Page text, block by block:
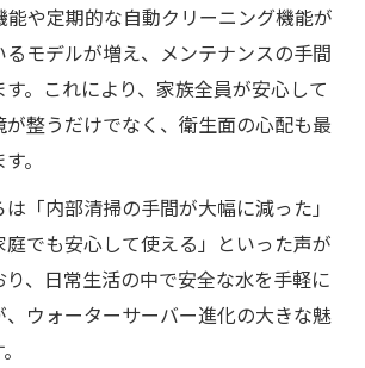
能や定期的な自動クリーニング機能が
モデルが増え、メンテナンスの手間
。これにより、家族全員が安心して
整うだけでなく、衛生面の心配も最
。
「内部清掃の手間が大幅に減った」
庭でも安心して使える」といった声が
、日常生活の中で安全な水を手軽に
ウォーターサーバー進化の大きな魅